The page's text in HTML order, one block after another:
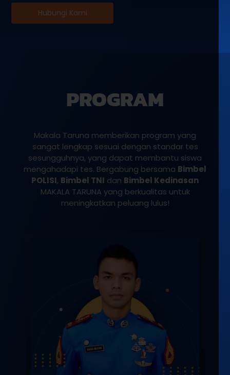
Hubungi Kami
PROGRAM
Makala Taruna memberikan program yang
sangat lengkap sesuai dengan standar tes
sesungguhnya, yang dapat membantu siswa
mengahadapi tes. Bergabung bersama Bimbel
POLISI, Bimbel TNI dan Bimbel Kedinasan
MAKALA TARUNA yang berkualitas untuk
meningkatkan peluang lulus!